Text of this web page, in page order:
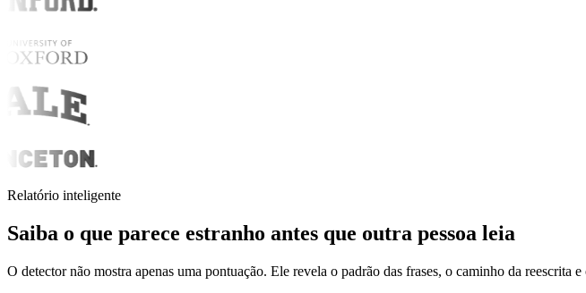
Relatório inteligente
Saiba o que parece estranho antes que outra pessoa leia
O detector não mostra apenas uma pontuação. Ele revela o padrão das frases, o caminho da reescrita